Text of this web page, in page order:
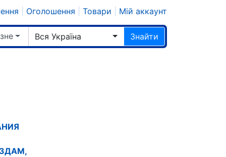
Оголошення Товари Мій аккаунт
Вся Україна Знайти